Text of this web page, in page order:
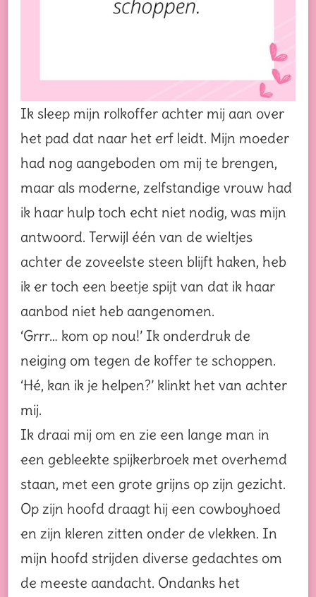
Ik sleep mijn rolkoffer achter mij aan over
het pad dat naar het erf leidt. Mijn moeder
had nog aangeboden om mij te brengen,
maar als moderne, zelfstandige vrouw had
ik haar hulp toch echt niet nodig, was mijn
antwoord. Terwijl één van de wieltjes
achter de zoveelste steen blijft haken, heb
ik er toch een beetje spijt van dat ik haar
aanbod niet heb aangenomen.
‘Grrr… kom op nou!’ Ik onderdruk de
neiging om tegen de koffer te schoppen.
‘Hé, kan ik je helpen?’ klinkt het van achter
mij.
Ik draai mij om en zie een lange man in
een gebleekte spijkerbroek met overhemd
staan, met een grote grijns op zijn gezicht.
Op zijn hoofd draagt hij een cowboyhoed
en zijn kleren zitten onder de vlekken. In
mijn hoofd strijden diverse gedachtes om
de meeste aandacht. Ondanks het